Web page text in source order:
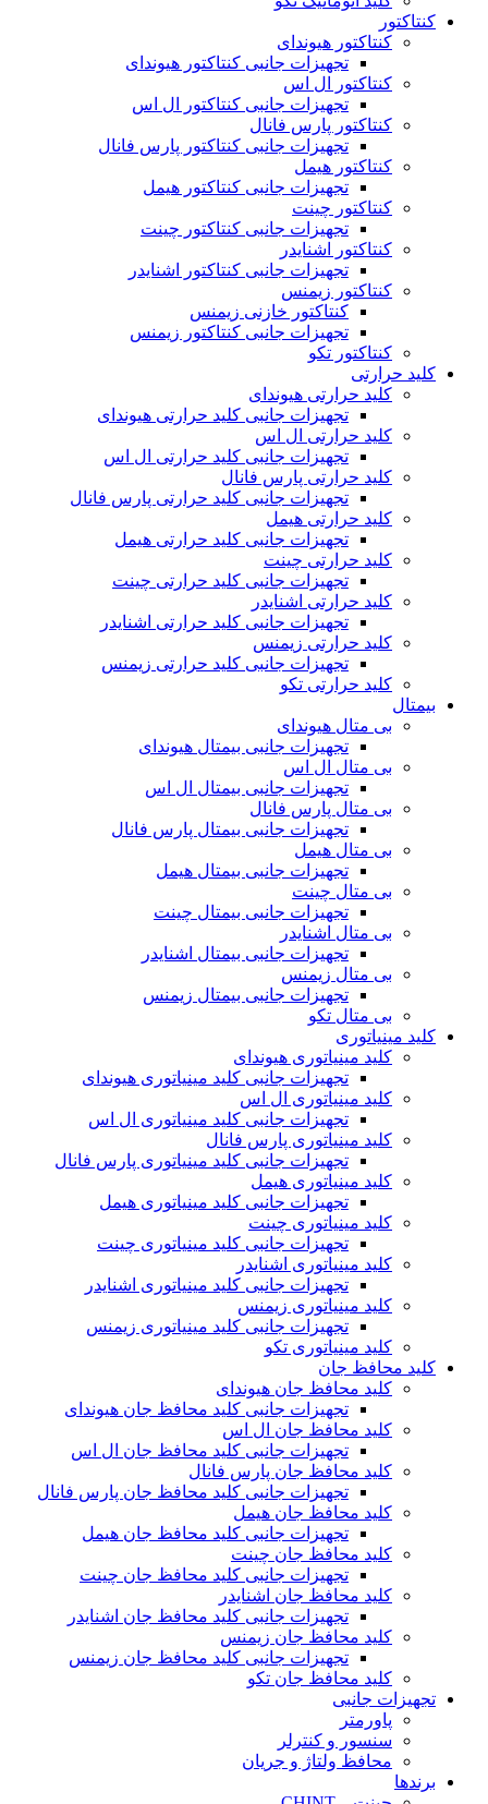
کنتاکتور
کنتاکتور هیوندای
تجهیزات جانبی کنتاکتور هیوندای
کنتاکتور ال اس
تجهیزات جانبی کنتاکتور ال اس
کنتاکتور پارس فانال
تجهیزات جانبی کنتاکتور پارس فانال
کنتاکتور هیمل
تجهیزات جانبی کنتاکتور هیمل
کنتاکتور چینت
تجهیزات جانبی کنتاکتور چینت
کنتاکتور اشنایدر
تجهیزات جانبی کنتاکتور اشنایدر
کنتاکتور زیمنس
کنتاکتور خازنی زیمنس
تجهیزات جانبی کنتاکتور زیمنس
کنتاکتور تکو
کلید حرارتی
کلید حرارتی هیوندای
تجهیزات جانبی کلید حرارتی هیوندای
کلید حرارتی ال اس
تجهیزات جانبی کلید حرارتی ال اس
کلید حرارتی پارس فانال
تجهیزات جانبی کلید حرارتی پارس فانال
کلید حرارتی هیمل
تجهیزات جانبی کلید حرارتی هیمل
کلید حرارتی چینت
تجهیزات جانبی کلید حرارتی چینت
کلید حرارتی اشنایدر
تجهیزات جانبی کلید حرارتی اشنایدر
کلید حرارتی زیمنس
تجهیزات جانبی کلید حرارتی زیمنس
کلید حرارتی تکو
بیمتال
بی متال هیوندای
تجهیزات جانبی بیمتال هیوندای
بی متال ال اس
تجهیزات جانبی بیمتال ال اس
بی متال پارس فانال
تجهیزات جانبی بیمتال پارس فانال
بی متال هیمل
تجهیزات جانبی بیمتال هیمل
بی متال چینت
تجهیزات جانبی بیمتال چینت
بی متال اشنایدر
تجهیزات جانبی بیمتال اشنایدر
بی متال زیمنس
تجهیزات جانبی بیمتال زیمنس
بی متال تکو
کلید مینیاتوری
کلید مینیاتوری هیوندای
تجهیزات جانبی کلید مینیاتوری هیوندای
کلید مینیاتوری ال اس
تجهیزات جانبی کلید مینیاتوری ال اس
کلید مینیاتوری پارس فانال
تجهیزات جانبی کلید مینیاتوری پارس فانال
کلید مینیاتوری هیمل
تجهیزات جانبی کلید مینیاتوری هیمل
کلید مینیاتوری چینت
تجهیزات جانبی کلید مینیاتوری چینت
کلید مینیاتوری اشنایدر
تجهیزات جانبی کلید مینیاتوری اشنایدر
کلید مینیاتوری زیمنس
تجهیزات جانبی کلید مینیاتوری زیمنس
کلید مینیاتوری تکو
کلید محافظ جان
کلید محافظ جان هیوندای
تجهیزات جانبی کلید محافظ جان هیوندای
کلید محافظ جان ال اس
تجهیزات جانبی کلید محافظ جان ال اس
کلید محافظ جان پارس فانال
تجهیزات جانبی کلید محافظ جان پارس فانال
کلید محافظ جان هیمل
تجهیزات جانبی کلید محافظ جان هیمل
کلید محافظ جان چینت
تجهیزات جانبی کلید محافظ جان چینت
کلید محافظ جان اشنایدر
تجهیزات جانبی کلید محافظ جان اشنایدر
کلید محافظ جان زیمنس
تجهیزات جانبی کلید محافظ جان زیمنس
کلید محافظ جان تکو
تجهیزات جانبی
پاورمتر
سنسور و کنترلر
محافظ ولتاژ و‌ جریان
برندها